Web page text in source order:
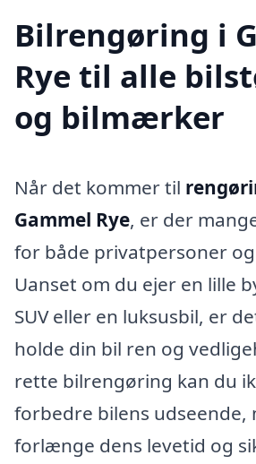
Bilrengøring i
Rye til alle
og bilmærker
Når det kommer til
Gammel Rye, er der
for både privatpersoner
Uanset om du ejer en lille
SUV eller en luksusbil, er
holde din bil ren og
rette bilrengøring kan du
forbedre bilens udseende,
forlænge dens levetid og